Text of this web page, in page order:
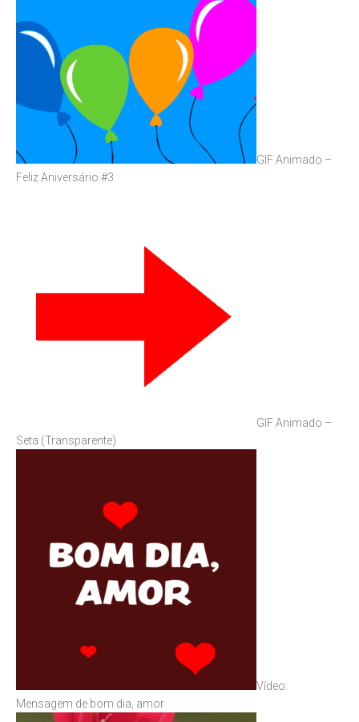
GIF Animado –
Feliz Aniversário #3
GIF Animado –
Seta (Transparente)
Vídeo:
Mensagem de bom dia, amor